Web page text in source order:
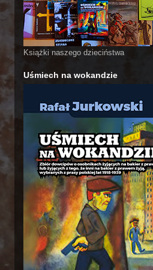
Książki naszego dzieciństwa
Uśmiech na wokandzie